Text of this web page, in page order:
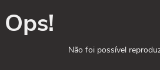
Ops!
Não foi possível